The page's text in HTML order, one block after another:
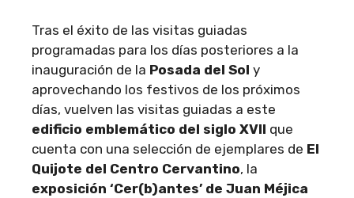
Tras el éxito de las visitas guiadas
programadas para los días posteriores a la
inauguración de la Posada del Sol y
aprovechando los festivos de los próximos
días, vuelven las visitas guiadas a este
edificio emblemático del siglo XVII que
cuenta con una selección de ejemplares de El
Quijote del Centro Cervantino, la
exposición ‘Cer(b)antes’ de Juan Méjica